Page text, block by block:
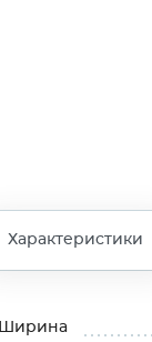
Характеристики
Ширина